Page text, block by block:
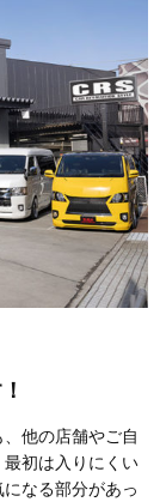
他の店舗やご自
初は入りにくい
なる部分があっ